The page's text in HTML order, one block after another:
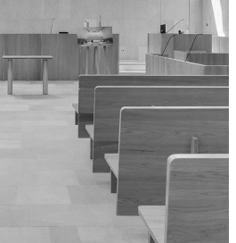
Nous veillons à
face aux compagnies
une indemnisation
médicales
de réparation intégrale.
à Aix-en-Provence
à conjuguer technicité
humaine, car, derrière
une situation
difficile nécessitant écoute